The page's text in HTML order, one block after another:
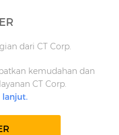
dari CT Corp.
kemudahan dan
CT Corp.
lanjut.